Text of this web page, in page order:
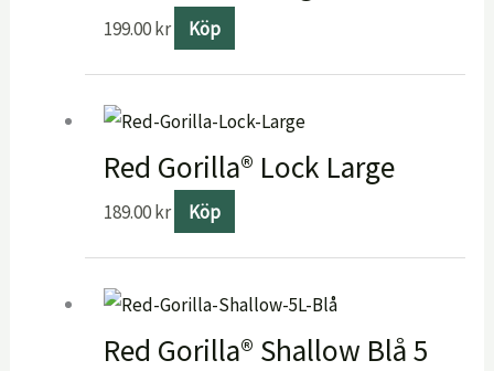
199.00kr Köp
Red Gorilla® Lock Large
189.00kr Köp
Red Gorilla® Shallow Blå 5